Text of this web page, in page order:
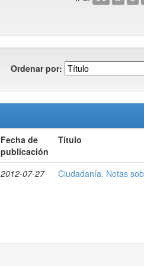
Ordenar por:
Fecha de
publicación
Título
2012-07-27 Ciudadanía. Notas